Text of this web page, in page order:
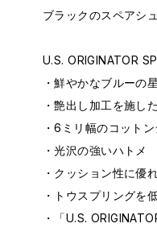
ブラックのスペアシ
U.S. ORIGINATOR
・鮮やかなブルーの
・艶出し加工を施し
・6ミリ幅のコット
・光沢の強いハトメ
・クッション性に優
・トウスプリングを
・「U.S.